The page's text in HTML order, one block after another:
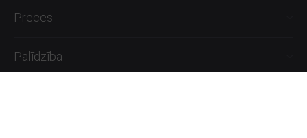
Preces
Palīdzība